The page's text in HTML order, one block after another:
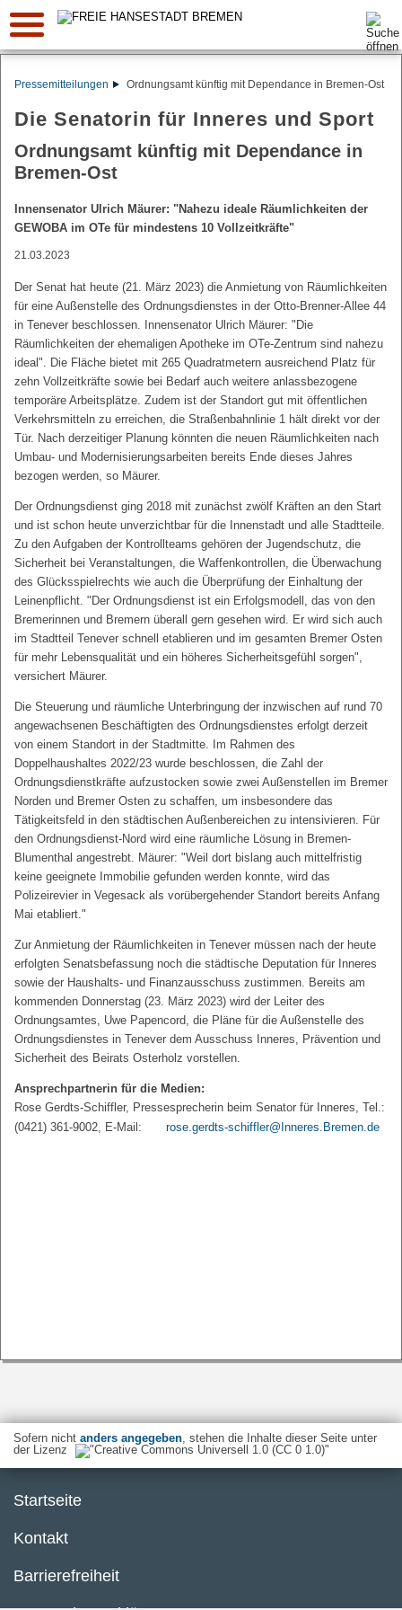
Suche:
Pressemitteilungen Ordnungsamt künftig mit Dependance in Bremen-Ost
Die Senatorin für Inneres und Sport
Ordnungsamt künftig mit Dependance in
Bremen-Ost
Innensenator Ulrich Mäurer: "Nahezu ideale Räumlichkeiten der
GEWOBA im OTe für mindestens 10 Vollzeitkräfte"
21.03.2023
Der Senat hat heute (21. März 2023) die Anmietung von Räumlichkeiten
für eine Außenstelle des Ordnungsdienstes in der Otto-Brenner-Allee 44
in Tenever beschlossen. Innensenator Ulrich Mäurer: "Die
Räumlichkeiten der ehemaligen Apotheke im OTe-Zentrum sind nahezu
ideal". Die Fläche bietet mit 265 Quadratmetern ausreichend Platz für
zehn Vollzeitkräfte sowie bei Bedarf auch weitere anlassbezogene
temporäre Arbeitsplätze. Zudem ist der Standort gut mit öffentlichen
Verkehrsmitteln zu erreichen, die Straßenbahnlinie 1 hält direkt vor der
Tür. Nach derzeitiger Planung könnten die neuen Räumlichkeiten nach
Umbau- und Modernisierungsarbeiten bereits Ende dieses Jahres
bezogen werden, so Mäurer.
Der Ordnungsdienst ging 2018 mit zunächst zwölf Kräften an den Start
und ist schon heute unverzichtbar für die Innenstadt und alle Stadtteile.
Zu den Aufgaben der Kontrollteams gehören der Jugendschutz, die
Sicherheit bei Veranstaltungen, die Waffenkontrollen, die Überwachung
des Glücksspielrechts wie auch die Überprüfung der Einhaltung der
Leinenpflicht. "Der Ordnungsdienst ist ein Erfolgsmodell, das von den
Bremerinnen und Bremern überall gern gesehen wird. Er wird sich auch
im Stadtteil Tenever schnell etablieren und im gesamten Bremer Osten
für mehr Lebensqualität und ein höheres Sicherheitsgefühl sorgen",
versichert Mäurer.
Die Steuerung und räumliche Unterbringung der inzwischen auf rund 70
angewachsenen Beschäftigten des Ordnungsdienstes erfolgt derzeit
von einem Standort in der Stadtmitte. Im Rahmen des
Doppelhaushaltes 2022/23 wurde beschlossen, die Zahl der
Ordnungsdienstkräfte aufzustocken sowie zwei Außenstellen im Bremer
Norden und Bremer Osten zu schaffen, um insbesondere das
Tätigkeitsfeld in den städtischen Außenbereichen zu intensivieren. Für
den Ordnungsdienst-Nord wird eine räumliche Lösung in Bremen-
Blumenthal angestrebt. Mäurer: "Weil dort bislang auch mittelfristig
keine geeignete Immobilie gefunden werden konnte, wird das
Polizeirevier in Vegesack als vorübergehender Standort bereits Anfang
Mai etabliert."
Zur Anmietung der Räumlichkeiten in Tenever müssen nach der heute
erfolgten Senatsbefassung noch die städtische Deputation für Inneres
sowie der Haushalts- und Finanzausschuss zustimmen. Bereits am
kommenden Donnerstag (23. März 2023) wird der Leiter des
Ordnungsamtes, Uwe Papencord, die Pläne für die Außenstelle des
Ordnungsdienstes in Tenever dem Ausschuss Inneres, Prävention und
Sicherheit des Beirats Osterholz vorstellen.
Ansprechpartnerin für die Medien:
Rose Gerdts-Schiffler, Pressesprecherin beim Senator für Inneres, Tel.:
(0421) 361-9002, E-Mail:
rose.gerdts-schiffler@Inneres.Bremen.de
Sofern nicht anders angegeben, stehen die Inhalte dieser Seite unter
der Lizenz
Startseite
Kontakt
Barrierefreiheit